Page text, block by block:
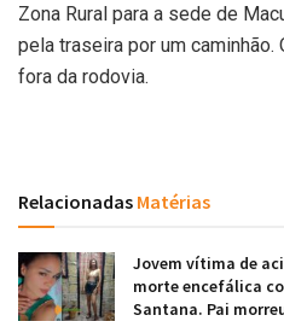
Zona Rural para a sede de
pela traseira por um
fora da rodovia.
Relacionadas Matérias
Jovem vítima de
morte encefálica
Santana. Pai